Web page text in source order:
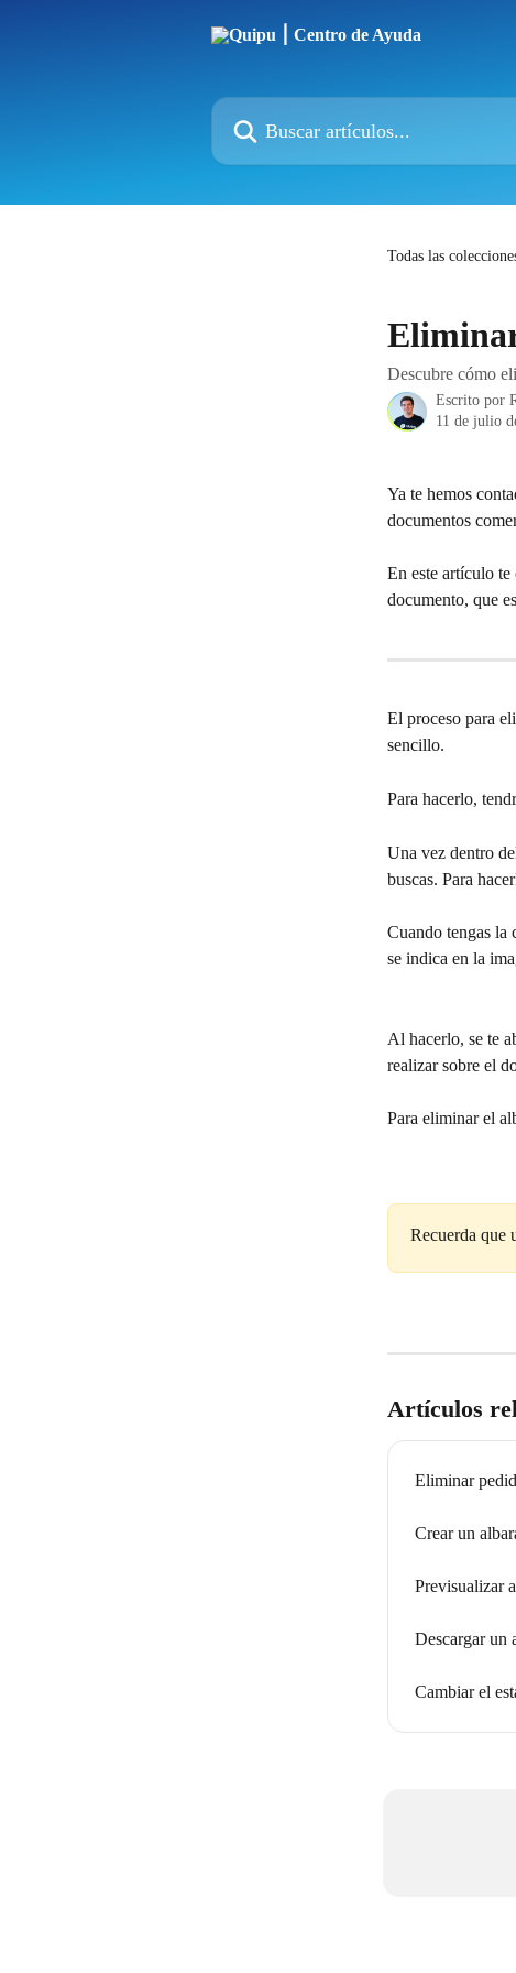
Buscar artículos...
Todas las
Descubre cómo
Escrito por
11 de julio
Ya te hemos
documentos
En este artículo te
documento, que
El proceso para
sencillo.
Para hacerlo,
Una vez dentro
buscas. Para
Cuando tengas la
se indica en la
Al hacerlo, se te
realizar sobre el
Para eliminar el
Recuerda que
Artículos
Eliminar
Crear un
Previsualizar
Descargar un
Cambiar el